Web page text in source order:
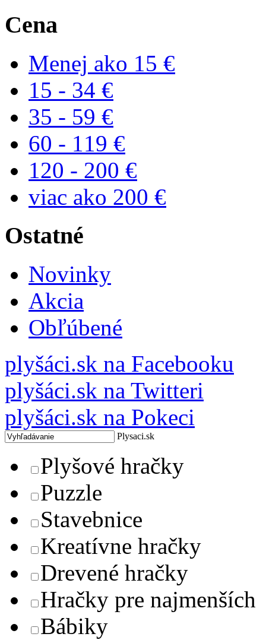
Cena
Menej ako 15 €
15 - 34 €
35 - 59 €
60 - 119 €
120 - 200 €
viac ako 200 €
Ostatné
Novinky
Akcia
Obľúbené
plyšáci.sk na Facebooku
plyšáci.sk na Twitteri
plyšáci.sk na Pokeci
Plysaci.sk
Plyšové hračky
Puzzle
Stavebnice
Kreatívne hračky
Drevené hračky
Hračky pre najmenších
Bábiky